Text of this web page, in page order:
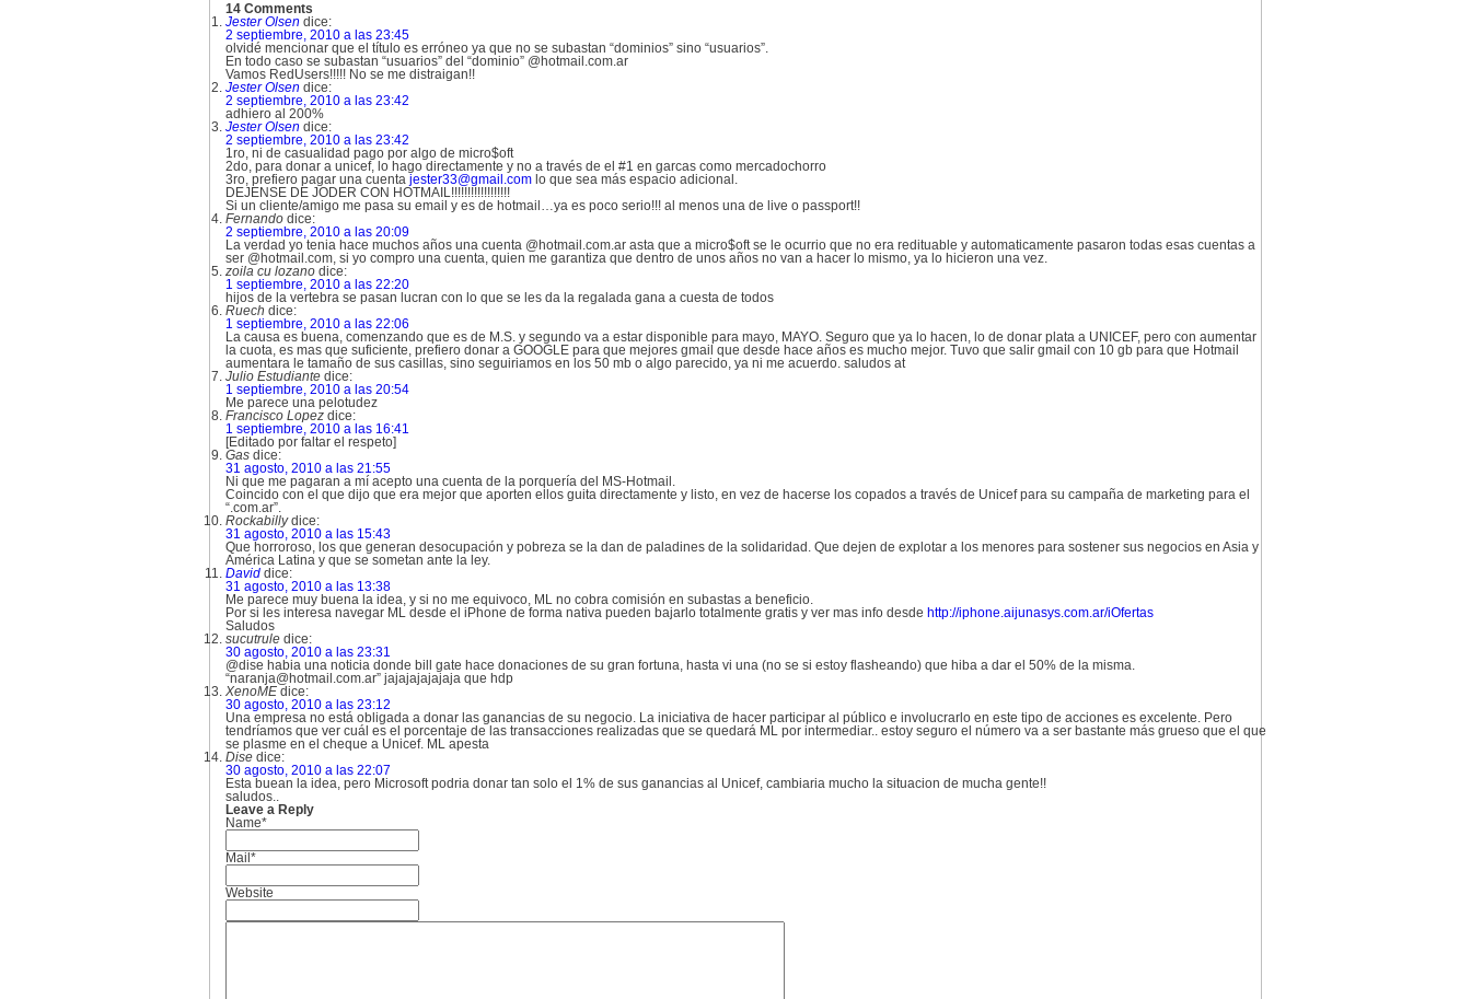
14 Comments
Jester Olsen dice:
2 septiembre, 2010 a las 23:45
olvidé mencionar que el título es erróneo ya que no se subastan “dominios” sino “usuarios”.
En todo caso se subastan “usuarios” del “dominio” @hotmail.com.ar
Vamos RedUsers!!!!! No se me distraigan!!
Jester Olsen dice:
2 septiembre, 2010 a las 23:42
adhiero al 200%
Jester Olsen dice:
2 septiembre, 2010 a las 23:42
1ro, ni de casualidad pago por algo de micro$oft
2do, para donar a unicef, lo hago directamente y no a través de el #1 en garcas como mercadochorro
3ro, prefiero pagar una cuenta jester33@gmail.com lo que sea más espacio adicional.
DEJENSE DE JODER CON HOTMAIL!!!!!!!!!!!!!!!!!!
Si un cliente/amigo me pasa su email y es de hotmail…ya es poco serio!!! al menos una de live o passport!!
Fernando dice:
2 septiembre, 2010 a las 20:09
La verdad yo tenia hace muchos años una cuenta @hotmail.com.ar asta que a micro$oft se le ocurrio que no era redituable y automaticamente pasaron todas esas cuentas a
ser @hotmail.com, si yo compro una cuenta, quien me garantiza que dentro de unos años no van a hacer lo mismo, ya lo hicieron una vez.
zoila cu lozano dice:
1 septiembre, 2010 a las 22:20
hijos de la vertebra se pasan lucran con lo que se les da la regalada gana a cuesta de todos
Ruech dice:
1 septiembre, 2010 a las 22:06
La causa es buena, comenzando que es de M.S. y segundo va a estar disponible para mayo, MAYO. Seguro que ya lo hacen, lo de donar plata a UNICEF, pero con aumentar
la cuota, es mas que suficiente, prefiero donar a GOOGLE para que mejores gmail que desde hace años es mucho mejor. Tuvo que salir gmail con 10 gb para que Hotmail
aumentara le tamaño de sus casillas, sino seguiriamos en los 50 mb o algo parecido, ya ni me acuerdo. saludos at
Julio Estudiante dice:
1 septiembre, 2010 a las 20:54
Me parece una pelotudez
Francisco Lopez dice:
1 septiembre, 2010 a las 16:41
[Editado por faltar el respeto]
Gas dice:
31 agosto, 2010 a las 21:55
Ni que me pagaran a mí acepto una cuenta de la porquería del MS-Hotmail.
Coincido con el que dijo que era mejor que aporten ellos guita directamente y listo, en vez de hacerse los copados a través de Unicef para su campaña de marketing para el
“.com.ar”.
Rockabilly dice:
31 agosto, 2010 a las 15:43
Que horroroso, los que generan desocupación y pobreza se la dan de paladines de la solidaridad. Que dejen de explotar a los menores para sostener sus negocios en Asia y
América Latina y que se sometan ante la ley.
David dice:
31 agosto, 2010 a las 13:38
Me parece muy buena la idea, y si no me equivoco, ML no cobra comisión en subastas a beneficio.
Por si les interesa navegar ML desde el iPhone de forma nativa pueden bajarlo totalmente gratis y ver mas info desde http://iphone.aijunasys.com.ar/iOfertas
Saludos
sucutrule dice:
30 agosto, 2010 a las 23:31
@dise habia una noticia donde bill gate hace donaciones de su gran fortuna, hasta vi una (no se si estoy flasheando) que hiba a dar el 50% de la misma.
“naranja@hotmail.com.ar” jajajajajajaja que hdp
XenoME dice:
30 agosto, 2010 a las 23:12
Una empresa no está obligada a donar las ganancias de su negocio. La iniciativa de hacer participar al público e involucrarlo en este tipo de acciones es excelente. Pero
tendríamos que ver cuál es el porcentaje de las transacciones realizadas que se quedará ML por intermediar.. estoy seguro el número va a ser bastante más grueso que el que
se plasme en el cheque a Unicef. ML apesta
Dise dice:
30 agosto, 2010 a las 22:07
Esta buean la idea, pero Microsoft podria donar tan solo el 1% de sus ganancias al Unicef, cambiaria mucho la situacion de mucha gente!!
saludos..
Leave a Reply
Name*
Mail*
Website